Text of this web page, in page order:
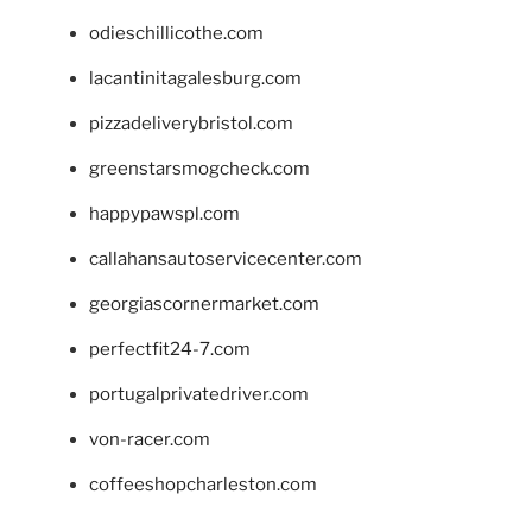
odieschillicothe.com
lacantinitagalesburg.com
pizzadeliverybristol.com
greenstarsmogcheck.com
happypawspl.com
callahansautoservicecenter.com
georgiascornermarket.com
perfectfit24-7.com
portugalprivatedriver.com
von-racer.com
coffeeshopcharleston.com